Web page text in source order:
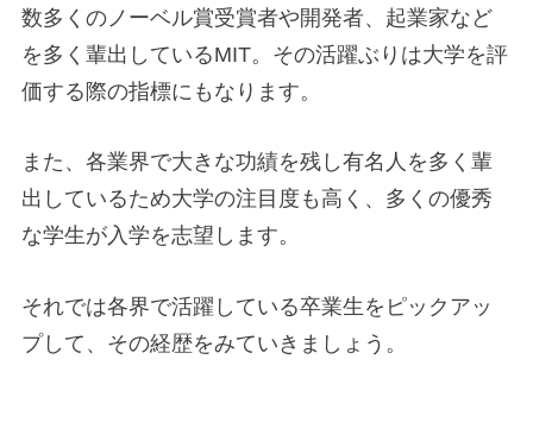
数多くのノーベル賞受賞者や開発者、起業家など
を多く輩出しているMIT。その活躍ぶりは大学を評
価する際の指標にもなります。
また、各業界で大きな功績を残し有名人を多く輩
出しているため大学の注目度も高く、多くの優秀
な学生が入学を志望します。
それでは各界で活躍している卒業生をピックアッ
プして、その経歴をみていきましょう。